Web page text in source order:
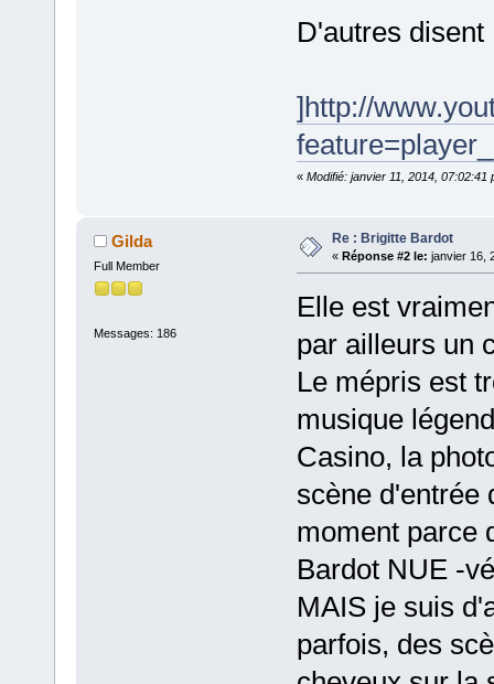
D'autres
]http://
« Modifié: janvier 11, 2014, 07:02:41
Gilda
Full Member
Messages: 186
Re : Brigitte Bardot
« Réponse #2 le: janvier 16,
Elle est
par ailleurs un
Le mépris est
musique
Casino, la
scène d'entrée
moment parce
Bardot NUE -
MAIS je suis
parfois, des